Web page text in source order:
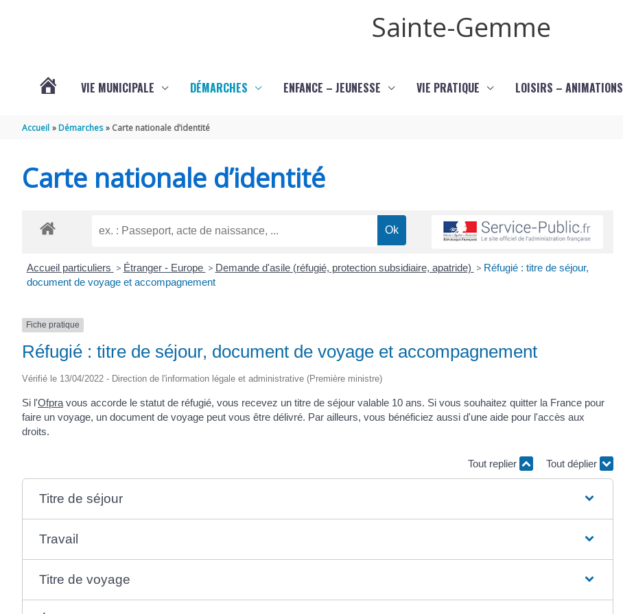
Sainte-Gemme
GEMME
VIE MUNICIPALE DÉMARCHES ENFANCE – JEUNESSE VIE PRATIQUE LOISIRS – ANIMATIONS
Accueil Démarches Carte nationale d’identité
Carte nationale d’identité
Accueil particuliers > Étranger - Europe > Demande d'asile (réfugié, protection subsidiaire, apatride) > Réfugié : titre de séjour,
document de voyage et accompagnement
Fiche pratique
Réfugié : titre de séjour, document de voyage et accompagnement
Vérifié le 13/04/2022 - Direction de l'information légale et administrative (Première ministre)
Si l'Ofpra vous accorde le statut de réfugié, vous recevez un titre de séjour valable 10 ans. Si vous souhaitez quitter la France pour
faire un voyage, un document de voyage peut vous être délivré. Par ailleurs, vous bénéficiez aussi d'une aide pour l'accès aux
droits.
Tout replier Tout déplier
Titre de séjour
Travail
Titre de voyage